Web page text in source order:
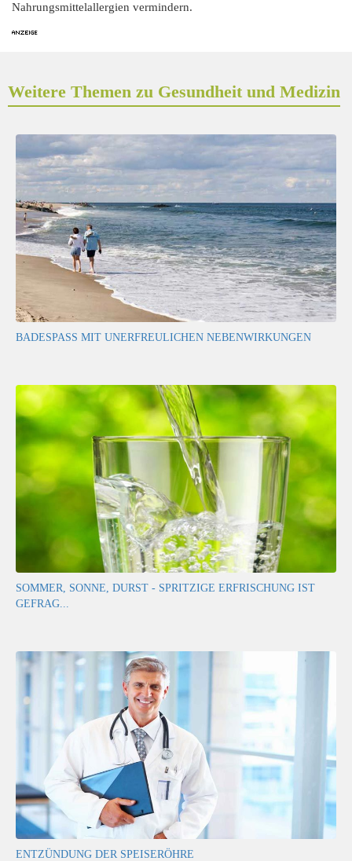
Nahrungsmittelallergien vermindern.
Weitere Themen zu Gesundheit und Medizin
BADESPASS MIT UNERFREULICHEN NEBENWIRKUNGEN
SOMMER, SONNE, DURST - SPRITZIGE ERFRISCHUNG IST
GEFRAG...
ENTZÜNDUNG DER SPEISERÖHRE